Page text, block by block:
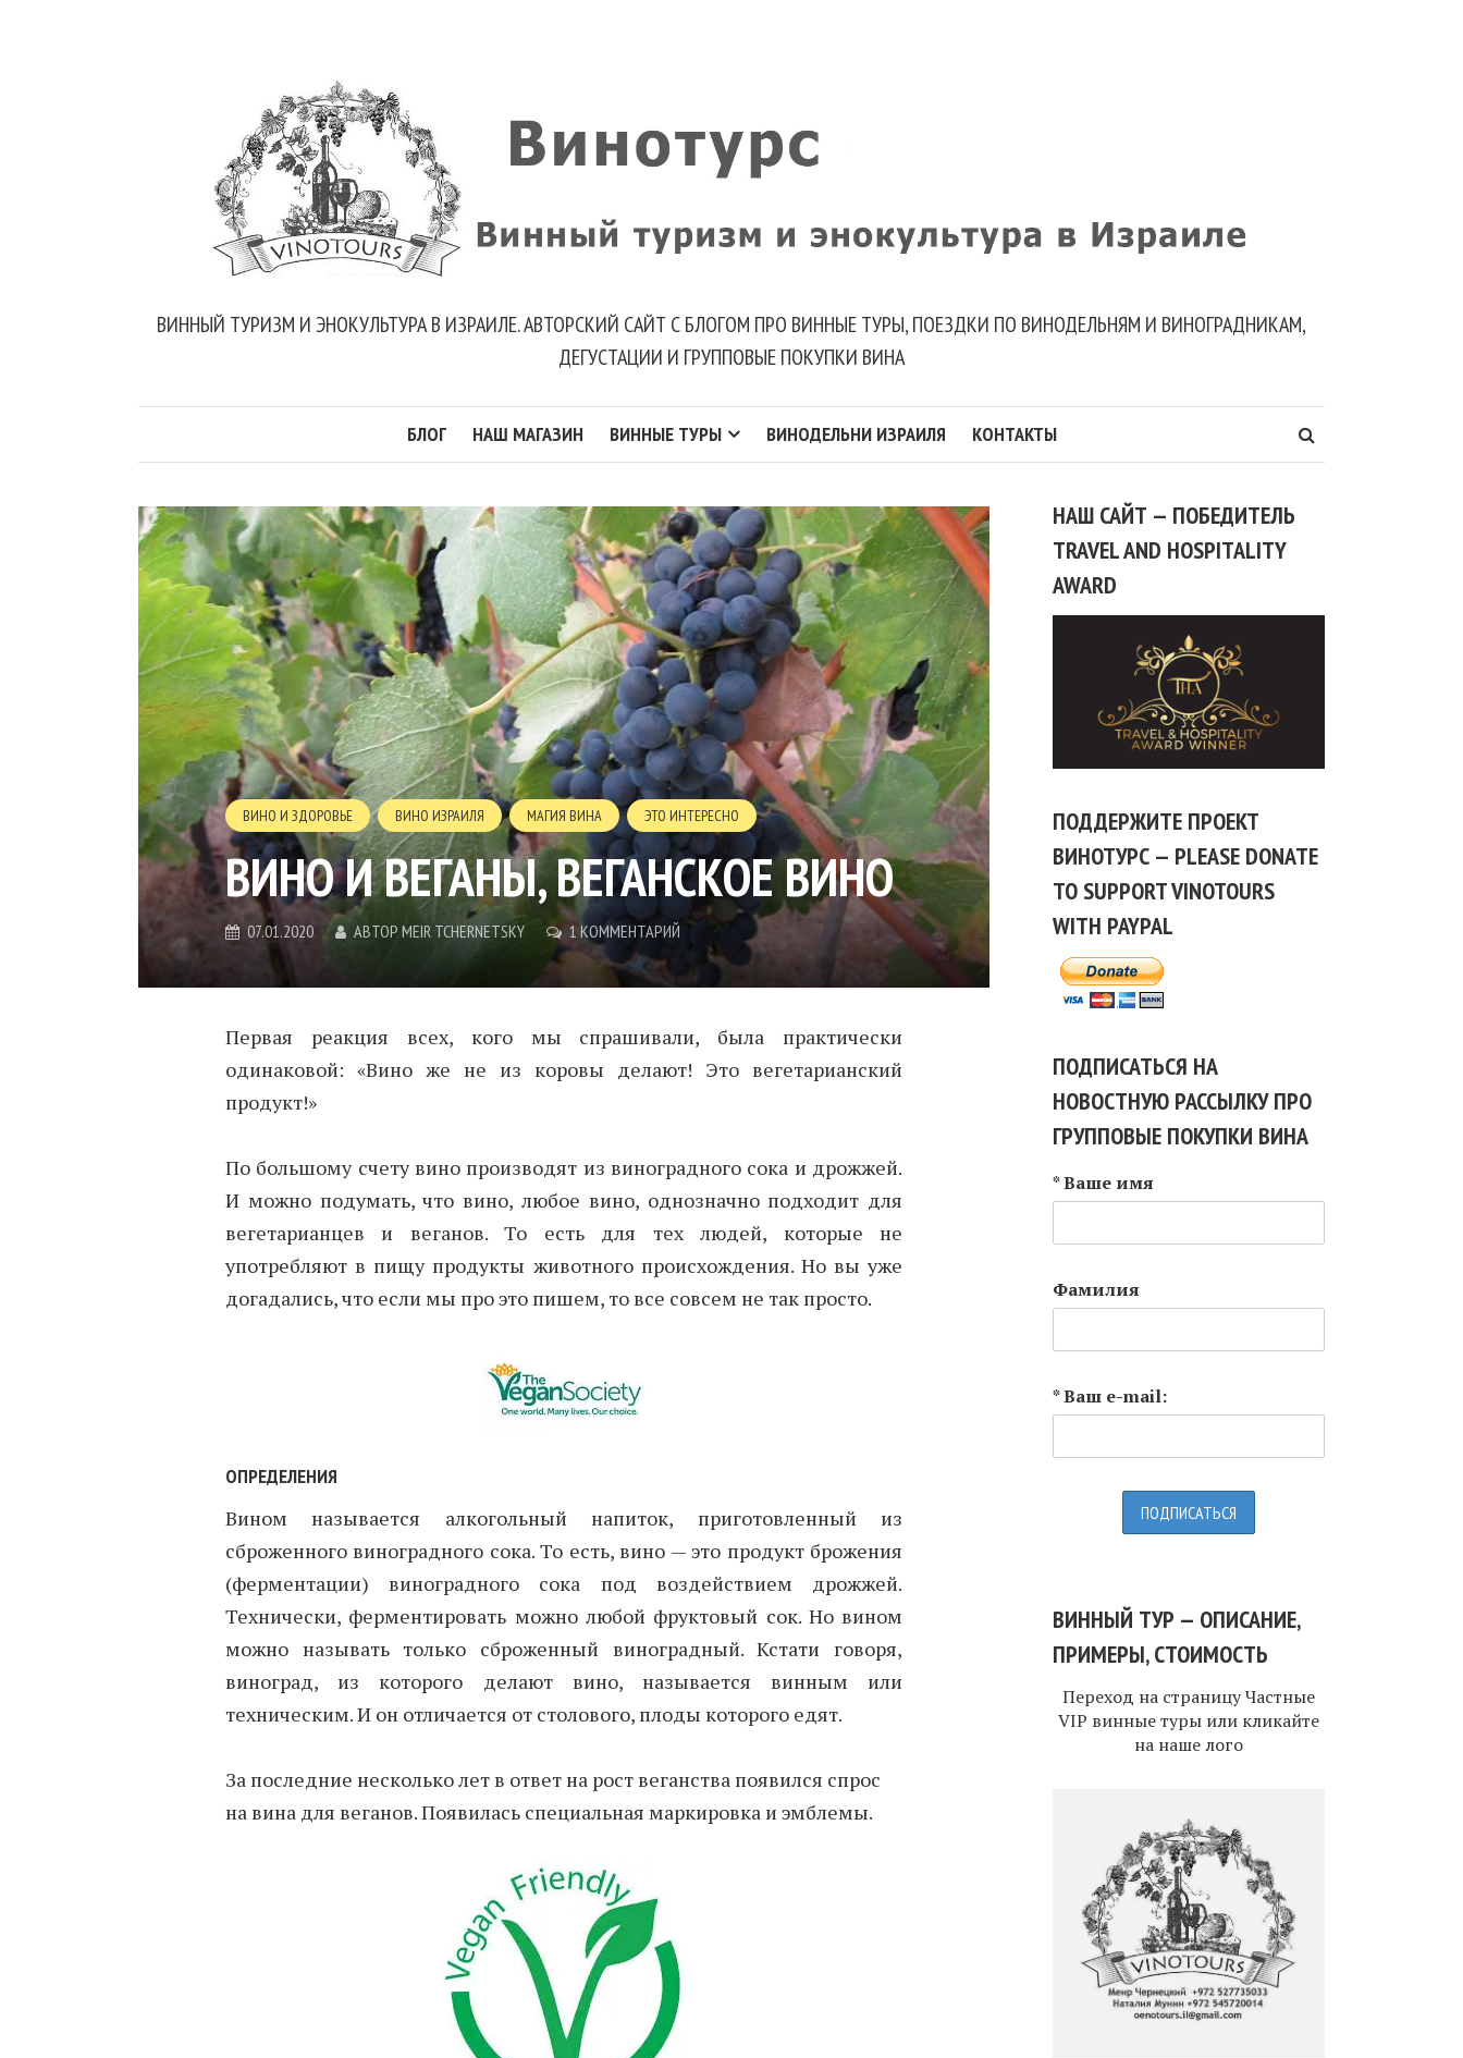
ВИННЫЙ ТУРИЗМ И ЭНОКУЛЬТУРА В ИЗРАИЛЕ. АВТОРСКИЙ САЙТ С БЛОГОМ ПРО ВИННЫЕ ТУРЫ, ПОЕЗДКИ ПО ВИНОДЕЛЬНЯМ И ВИНОГРАДНИКАМ,
ДЕГУСТАЦИИ И ГРУППОВЫЕ ПОКУПКИ ВИНА
БЛОГ НАШ МАГАЗИН ВИННЫЕ ТУРЫ ВИНОДЕЛЬНИ ИЗРАИЛЯ КОНТАКТЫ
ВИНО И ЗДОРОВЬЕ ВИНО ИЗРАИЛЯ МАГИЯ ВИНА ЭТО ИНТЕРЕСНО
ВИНО И ВЕГАНЫ, ВЕГАНСКОЕ ВИНО
07.01.2020 АВТОР MEIR TCHERNETSKY 1 КОММЕНТАРИЙ
Первая реакция всех, кого мы спрашивали, была практически
одинаковой: «Вино же не из коровы делают! Это вегетарианский
продукт!»
По большому счету вино производят из виноградного сока и дрожжей.
И можно подумать, что вино, любое вино, однозначно подходит для
вегетарианцев и веганов. То есть для тех людей, которые не
употребляют в пищу продукты животного происхождения. Но вы уже
догадались, что если мы про это пишем, то все совсем не так просто.
ОПРЕДЕЛЕНИЯ
Вином называется алкогольный напиток, приготовленный из
сброженного виноградного сока. То есть, вино — это продукт брожения
(ферментации) виноградного сока под воздействием дрожжей.
Технически, ферментировать можно любой фруктовый сок. Но вином
можно называть только сброженный виноградный. Кстати говоря,
виноград, из которого делают вино, называется винным или
техническим. И он отличается от столового, плоды которого едят.
За последние несколько лет в ответ на рост веганства появился спрос
на вина для веганов. Появилась специальная маркировка и эмблемы.
НАШ САЙТ — ПОБЕДИТЕЛЬ
TRAVEL AND HOSPITALITY
AWARD
ПОДДЕРЖИТЕ ПРОЕКТ
ВИНОТУРС — PLEASE DONATE
TO SUPPORT VINOTOURS
WITH PAYPAL
ПОДПИСАТЬСЯ НА
НОВОСТНУЮ РАССЫЛКУ ПРО
ГРУППОВЫЕ ПОКУПКИ ВИНА
* Ваше имя
Фамилия
* Ваш e-mail:
ВИННЫЙ ТУР — ОПИСАНИЕ,
ПРИМЕРЫ, СТОИМОСТЬ
Переход на страницуЧастные
VIP винные туры или кликайте
на наше лого